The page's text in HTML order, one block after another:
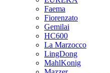
Faema
Fiorenzato
Gemilai
HC600
La Marzocco
LingDong
MahlKonig